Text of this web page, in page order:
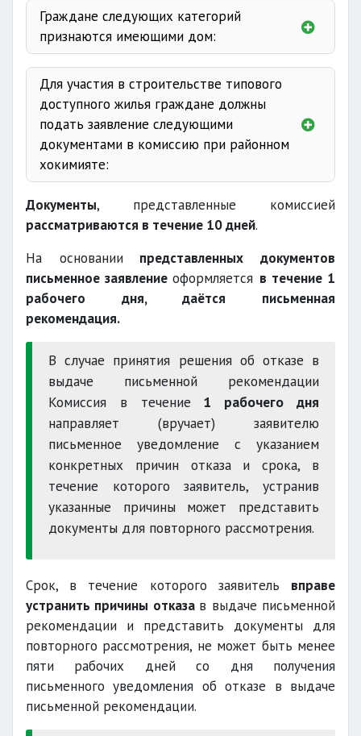
Граждане следующих категорий
признаются имеющими дом:
другой семьей
многодетная
детей в неполной
семье
семья без дохода
раза не превышает
хроническое заболевание
16 кв.м, не более 23
кв.м
Для участия в строительстве типового
доступного жилья граждане должны
подать заявление следующими
документами в комиссию при районном
хокимияте:
паспорта
СТИР
членов семьи
решение суда
справки
12 месяцев
кадастрового документа
Документы, представленные комиссией
рассматриваются в течение 10 дней.
На основаниипредставленных документов
письменное заявлениеоформляется в течение 1
рабочего дня, даётся письменная
рекомендация.
В случае принятия решения об отказе в
выдаче письменной рекомендации
Комиссия в течение 1 рабочего дня
направляет (вручает) заявителю
письменное уведомление с указанием
конкретных причин отказа и срока, в
течение которого заявитель, устранив
указанные причины может представить
документы для повторного рассмотрения.
Срок, в течение которого заявитель вправе
устранить причины отказа в выдаче письменной
рекомендации и представить документы для
повторного рассмотрения, не может быть менее
пяти рабочих дней со дня получения
письменного уведомления об отказе в выдаче
письменной рекомендации.